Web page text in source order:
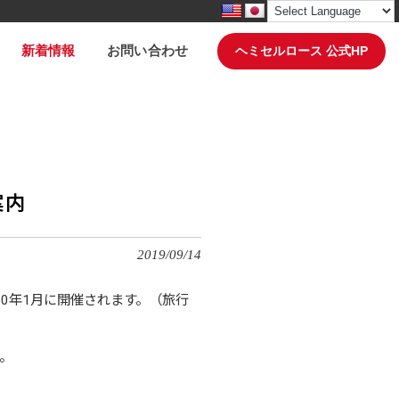
新着情報 お問い合わせ ヘミセルロース 公式HP
2019/09/14
年1 月に開催されます。（旅行